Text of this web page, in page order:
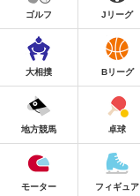
ゴルフ Jリーグ
大相撲 Bリーグ
地方競馬 卓球
モーター フィギュア